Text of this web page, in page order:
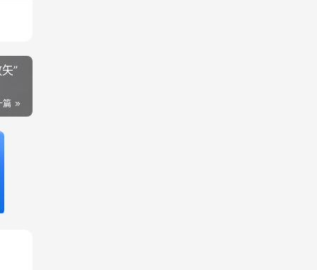
”
篇